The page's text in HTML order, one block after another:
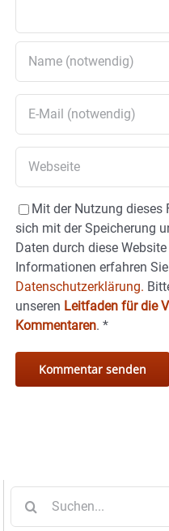
Mit der Nutzung dieses
sich mit der Speicherung
Daten durch diese
Informationen erfahren
Datenschutzerklärung.
unseren Leitfaden für die
Kommentaren. *
nach: